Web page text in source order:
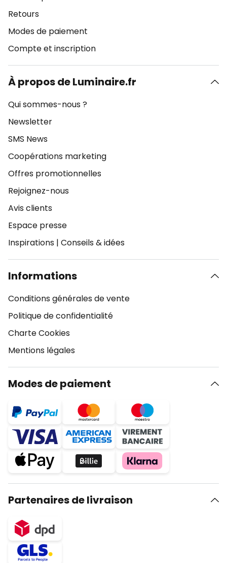
Retours
Modes de paiement
Compte et inscription
À propos de Luminaire.fr
Qui sommes-nous ?
Newsletter
SMS News
Coopérations marketing
Offres promotionnelles
Rejoignez-nous
Avis clients
Espace presse
Inspirations | Conseils & idées
Informations
Conditions générales de vente
Politique de confidentialité
Charte Cookies
Mentions légales
Modes de paiement
Partenaires de livraison